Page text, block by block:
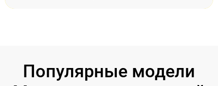
Популярные модели